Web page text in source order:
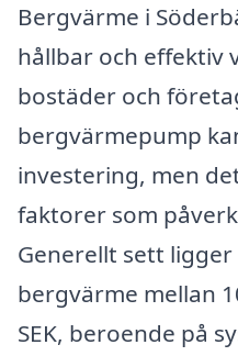
Bergvärme i
hållbar och effektiv
bostäder och
bergvärmepump
investering, men
faktorer som
Generellt sett
bergvärme mellan
SEK, beroende på